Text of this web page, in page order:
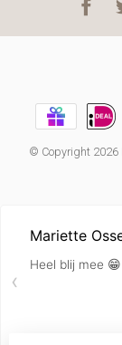
© Copyright 2026